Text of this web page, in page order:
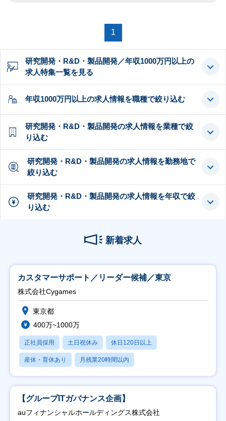
1
研究開発・R&D・製品開発／年収1000万円以上の
求人特集一覧を見る
年収1000万円以上の求人情報を職種で絞り込む
研究開発・R&D・製品開発の求人情報を業種で絞
り込む
研究開発・R&D・製品開発の求人情報を勤務地で
絞り込む
研究開発・R&D・製品開発の求人情報を年収で絞
り込む
新着求人
カスタマーサポート／リーダー候補／東京
株式会社Cygames
東京都
400万~1000万
正社員採用 土日祝休み 休日120日以上
産休・育休あり 月残業20時間以内
【グループITガバナンス企画】
auフィナンシャルホールディングス株式会社